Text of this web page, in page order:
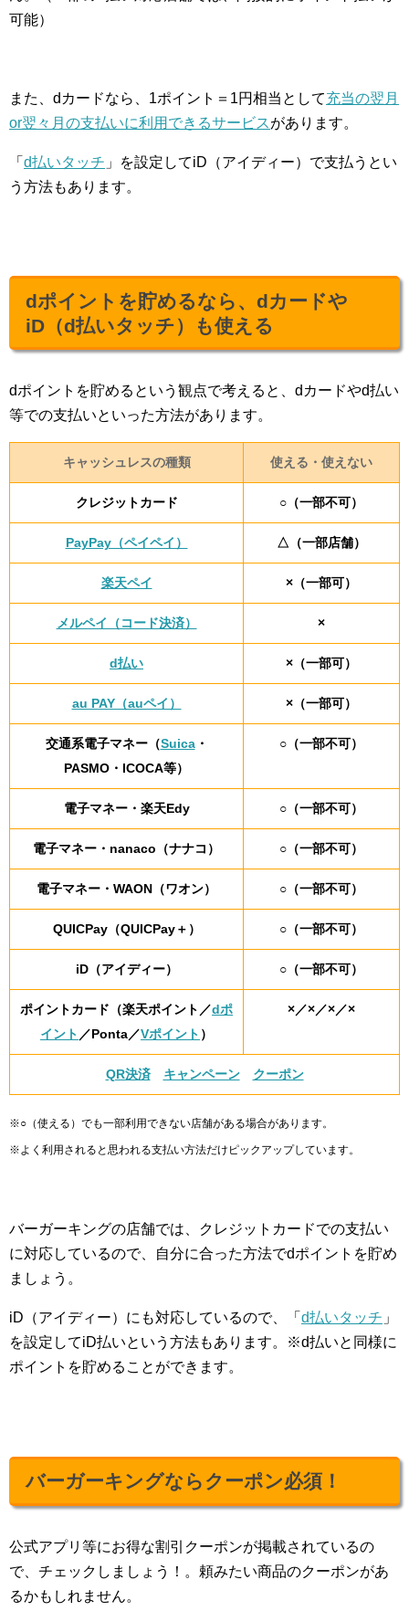
可能）
また、dカードなら、1ポイント＝1円相当として充当の翌月
or翌々月の支払いに利用できるサービスがあります。
「 d払いタッチ 」を設定してiD（アイディー）で支払うとい
う方法もあります。
dポイントを貯めるなら、dカードや
iD（d払いタッチ）も使える
dポイントを貯めるという観点で考えると、dカードやd払い
等での支払いといった方法があります。
キャッシュレスの種類 使える・使えない
クレジットカード ○（一部不可）
PayPay（ペイペイ） △（一部店舗）
楽天ペイ ×（一部可）
メルペイ（コード決済） ×
d払い ×（一部可）
au PAY（auペイ） ×（一部可）
交通系電子マネー（Suica・
PASMO・ICOCA等）
○（一部不可）
電子マネー・楽天Edy ○（一部不可）
電子マネー・nanaco（ナナコ） ○（一部不可）
電子マネー・WAON（ワオン） ○（一部不可）
QUICPay（QUICPay＋） ○（一部不可）
iD（アイディー） ○（一部不可）
ポイントカード（楽天ポイント／dポ
イント ／Ponta／Vポイント ）
×／×／×／×
QR決済 キャンペーン クーポン
※○（使える）でも一部利用できない店舗がある場合があります。
※よく利用されると思われる支払い方法だけピックアップしています。
バーガーキングの店舗では、クレジットカードでの支払い
に対応しているので、自分に合った方法でdポイントを貯め
ましょう。
iD（アイディー）にも対応しているので、「 d払いタッチ 」
を設定してiD払いという方法もあります。※d払いと同様に
ポイントを貯めることができます。
バーガーキングならクーポン必須！
公式アプリ等にお得な割引クーポンが掲載されているの
で、チェックしましょう！。頼みたい商品のクーポンがあ
るかもしれません。